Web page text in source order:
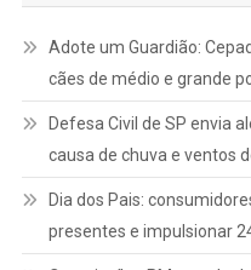
Adote um Guardião:
cães de médio e grande
Defesa Civil de SP envia
causa de chuva e ventos
Dia dos Pais:
presentes e impulsionar